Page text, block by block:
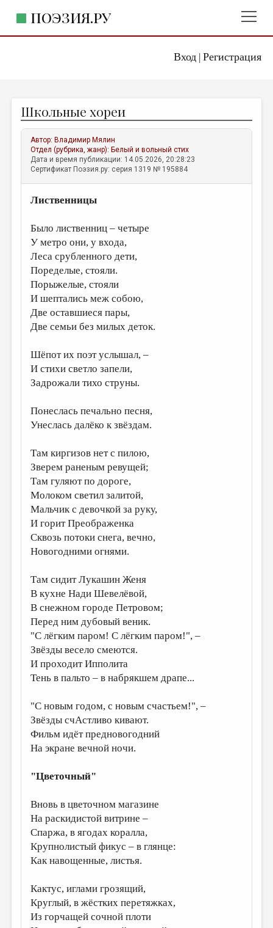
Вход| Регистрация
ПОЭЗИЯ.РУ
ЖАНРЫ
АВТОРЫ
КОММЕНТАРИИ
ЛИТСАЛОН
НОВОСТИ
ПРАВИЛА САЙТА
ОТДЕЛЫ И РУБРИКИ
ИЗБРАННОЕ
ДАЙДЖЕСТ
ПРОИЗВЕДЕНИЯ
ПЕРЕВОДЫ
КОНКУРСЫ
ДЕТСКАЯ КОМНАТА
ОБЗОР ЛИТЕРАТУРЫ
ОБЪЯВЛЕНИЯ
КОЛОНКА РЕДАКТОРА
РЕДКОЛЛЕГИЯ
ОТ РЕДАКЦИИ
МАЛАЯ ПРОЗА
ЛИТЕРАТУРОВЕДЕНИЕ
КУЛЬТУРОВЕДЕНИЕ
ПУБЛИЦИСТИКА
РЕЦЕНЗИРОВАНИЕ
ЦИКЛЫ ПУБЛИКАЦИЙ
ТРЕДИАКОВСКИЙ
МЕДИА
ВКОНТАКТЕ
Школьные хореи
Автор: Владимир Мялин
Отдел (рубрика, жанр): Белый и вольный стих
Дата и время публикации: 14.05.2026, 20:28:23
Сертификат Поэзия.ру: серия 1319 № 195884
Лиственницы
Было лиственниц – четыре
У метро они, у входа,
Леса срубленного дети,
Поределые, стояли.
Порыжелые, стояли
И шептались меж собою,
Две оставшиеся пары,
Две семьи без милых деток.
Шёпот их поэт услышал, –
И стихи светло запели,
Задрожали тихо струны.
Понеслась печально песня,
Унеслась далёко к звёздам.
Там киргизов нет с пилою,
Зверем раненым ревущей;
Там гуляют по дороге,
Молоком светил залитой,
Мальчик с девочкой за руку,
И горит Преображенка
Сквозь потоки снега, вечно,
Новогодними огнями.
Там сидит Лукашин Женя
В кухне Нади Шевелёвой,
В снежном городе Петровом;
Перед ним дубовый веник.
"С лёгким паром! С лёгким паром!", –
Звёзды весело смеются.
И проходит Ипполита
Тень в пальто – в набрякшем драпе...
"С новым годом, с новым счастьем!", –
Звёзды счАстливо кивают.
Фильм идёт предновогодний
На экране вечной ночи.
"Цветочный"
Вновь в цветочном магазине
На раскидистой витрине –
Спаржа, в ягодах коралла,
Крупнолистый фикус – в глянце:
Как навощенные, листья.
Кактус, иглами грозящий,
Круглый, в жёстких перетяжках,
Из горчащей сочной плоти